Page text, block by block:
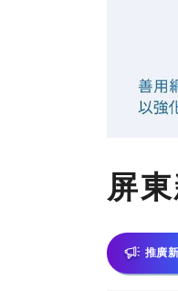
屏
推廣